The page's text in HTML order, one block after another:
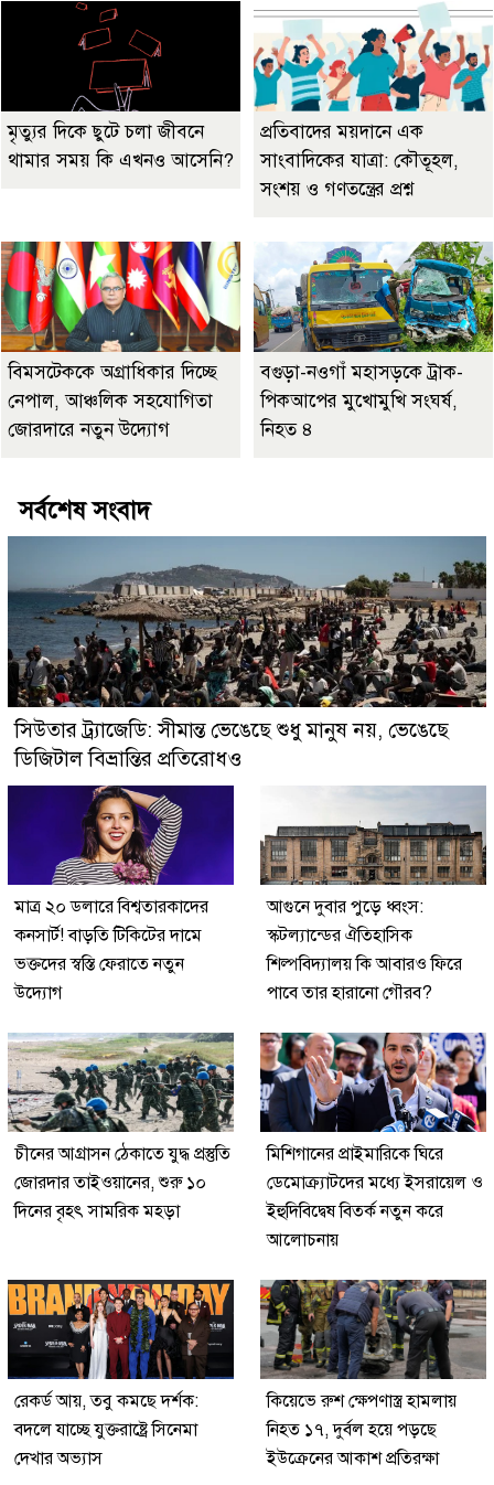
মৃত্যুর দিকে ছুটে চলা জীবনে
থামার সময় কি এখনও আসেনি?
প্রতিবাদের ময়দানে এক
সাংবাদিকের যাত্রা: কৌতূহল,
সংশয় ও গণতন্ত্রের প্রশ্ন
বিমসটেককে অগ্রাধিকার দিচ্ছে
নেপাল, আঞ্চলিক সহযোগিতা
জোরদারে নতুন উদ্যোগ
বগুড়া-নওগাঁ মহাসড়কে ট্রাক-
পিকআপের মুখোমুখি সংঘর্ষ,
নিহত ৪
সর্বশেষ সংবাদ
সিউতার ট্র্যাজেডি: সীমান্ত ভেঙেছে শুধু মানুষ নয়, ভেঙেছে
ডিজিটাল বিভ্রান্তির প্রতিরোধও
মাত্র ২০ ডলারে বিশ্বতারকাদের
কনসার্ট! বাড়তি টিকিটের দামে
ভক্তদের স্বস্তি ফেরাতে নতুন
উদ্যোগ
আগুনে দুবার পুড়ে ধ্বংস:
স্কটল্যান্ডের ঐতিহাসিক
শিল্পবিদ্যালয় কি আবারও ফিরে
পাবে তার হারানো গৌরব?
চীনের আগ্রাসন ঠেকাতে যুদ্ধ প্রস্তুতি
জোরদার তাইওয়ানের, শুরু ১০
দিনের বৃহৎ সামরিক মহড়া
মিশিগানের প্রাইমারিকে ঘিরে
ডেমোক্র্যাটদের মধ্যে ইসরায়েল ও
ইহুদিবিদ্বেষ বিতর্ক নতুন করে
আলোচনায়
রেকর্ড আয়, তবু কমছে দর্শক:
বদলে যাচ্ছে যুক্তরাষ্ট্রে সিনেমা
দেখার অভ্যাস
কিয়েভে রুশ ক্ষেপণাস্ত্র হামলায়
নিহত ১৭, দুর্বল হয়ে পড়ছে
ইউক্রেনের আকাশ প্রতিরক্ষা